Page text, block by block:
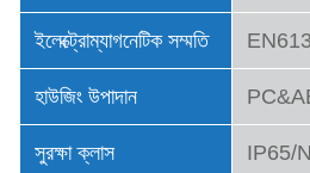
ইলেক্ট্রোম্যাগনেটিক সম্মতি
হাউজিং উপাদান
সুরক্ষা ক্লাস IP65/